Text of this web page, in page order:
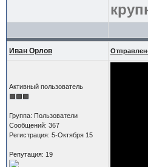
Иван Орлов
Активный пользователь
Группа: Пользователи
Сообщений: 367
Регистрация: 5-Октября 15
Репутация: 19